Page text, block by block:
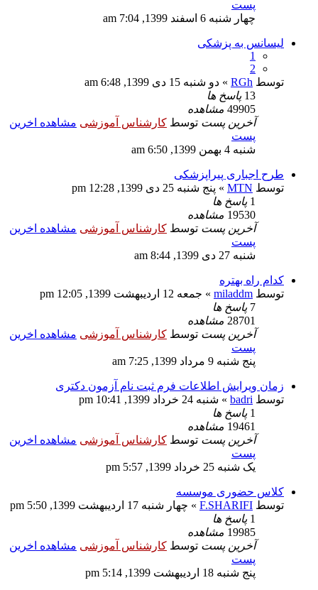
پست
چهار شنبه 6 اسفند 1399, 7:04 am
لیسانس به پزشکی
1
2
توسط RGh » دو شنبه 15 دی 1399, 6:48 am
13 پاسخ ها
49905 مشاهده
آخرین پست توسط کارشناس آموزشی مشاهده اخرین
پست
شنبه 4 بهمن 1399, 6:50 am
طرح اجباری پیراپزشکی
توسط MTN » پنج شنبه 25 دی 1399, 12:28 pm
1 پاسخ ها
19530 مشاهده
آخرین پست توسط کارشناس آموزشی مشاهده اخرین
پست
شنبه 27 دی 1399, 8:44 am
کدام راه بهتره
توسط miladdm » جمعه 12 اردیبهشت 1399, 12:05 pm
7 پاسخ ها
28701 مشاهده
آخرین پست توسط کارشناس آموزشی مشاهده اخرین
پست
پنج شنبه 9 مرداد 1399, 7:25 am
زمان ویرایش اطلاعات فرم ثبت نام آزمون دکتری
توسط badri » شنبه 24 خرداد 1399, 10:41 pm
1 پاسخ ها
19461 مشاهده
آخرین پست توسط کارشناس آموزشی مشاهده اخرین
پست
یک شنبه 25 خرداد 1399, 5:57 pm
کلاس حضوری موسسه
توسط F.SHARIFI » چهار شنبه 17 اردیبهشت 1399, 5:50 pm
1 پاسخ ها
19985 مشاهده
آخرین پست توسط کارشناس آموزشی مشاهده اخرین
پست
پنج شنبه 18 اردیبهشت 1399, 5:14 pm